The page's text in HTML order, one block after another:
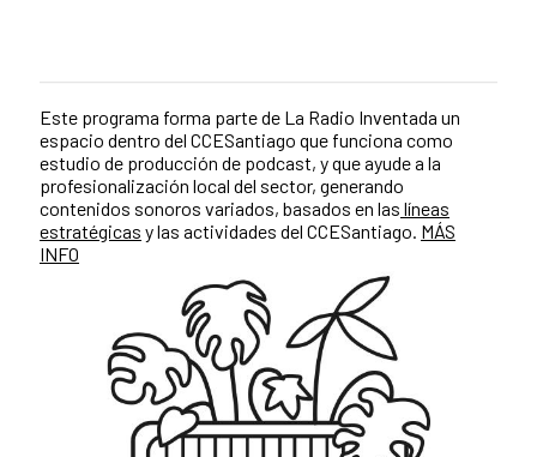
Este programa forma parte de La Radio Inventada un
espacio dentro del CCESantiago que funciona como
estudio de producción de podcast, y que ayude a la
profesionalización local del sector, generando
contenidos sonoros variados, basados en las líneas
estratégicas y las actividades del CCESantiago. MÁS
INFO